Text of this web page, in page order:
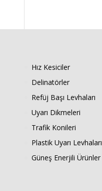
Hız Kesiciler
Delinatörler
Refüj Başı Levhaları
Uyarı Dikmeleri
Trafik Konileri
Plastik Uyarı Levhaları
Güneş Enerjili Ürünler